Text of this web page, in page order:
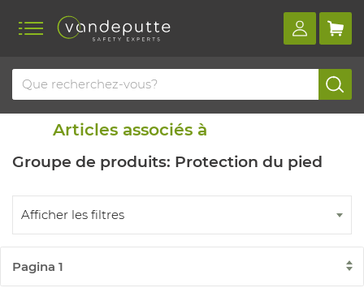
Home Blog Articles similaires
Articles associés à
Groupe de produits: Protection du pied
Afficher les filtres